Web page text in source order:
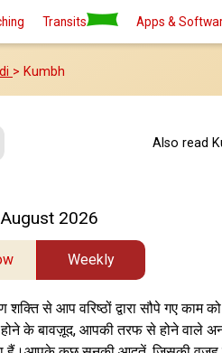
Transits Apps &
> Kumbh
Also read
2026
Weekly
से आप वरिष्ठों द्वारा सौपे गए काम
होने के बावज़ूद, आपकी तरफ से होने वाले